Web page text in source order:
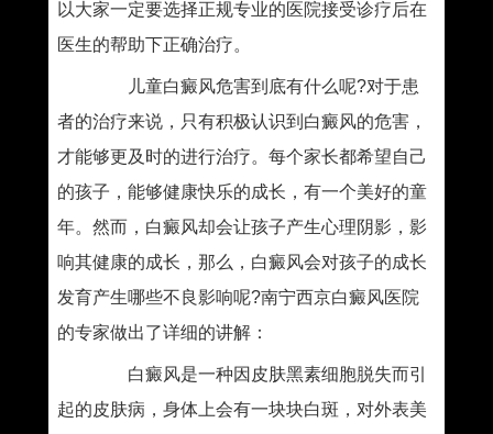
以大家一定要选择正规专业的医院接受诊疗后在
医生的帮助下正确治疗。
儿童白癜风危害到底有什么呢?对于患
者的治疗来说，只有积极认识到白癜风的危害，
才能够更及时的进行治疗。每个家长都希望自己
的孩子，能够健康快乐的成长，有一个美好的童
年。然而，白癜风却会让孩子产生心理阴影，影
响其健康的成长，那么，白癜风会对孩子的成长
发育产生哪些不良影响呢?南宁西京白癜风医院
的专家做出了详细的讲解：
白癜风是一种因皮肤黑素细胞脱失而引
起的皮肤病，身体上会有一块块白斑，对外表美